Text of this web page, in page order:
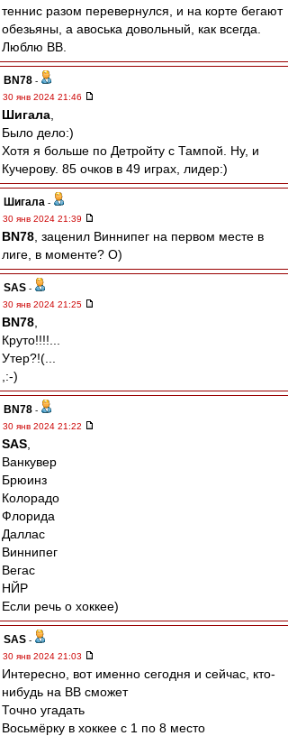
теннис разом перевернулся, и на корте бегают
обезьяны, а авоська довольный, как всегда.
Люблю ВВ.
BN78 -
30 янв 2024 21:46
Шигала
Было дело:)
Хотя я больше по Детройту с Тампой. Ну, и
Кучерову. 85 очков в 49 играх, лидер:)
Шигала -
30 янв 2024 21:39
BN78 , заценил Виннипег на первом месте в
лиге, в моменте? О)
SAS -
30 янв 2024 21:25
BN78
Круто!!!!...
Утер?!(...
,:-)
BN78 -
30 янв 2024 21:22
SAS
Ванкувер
Брюинз
Колорадо
Флорида
Даллас
Виннипег
Вегас
НЙР
Если речь о хоккее)
SAS -
30 янв 2024 21:03
Интересно, вот именно сегодня и сейчас, кто-
нибудь на ВВ сможет
Точно угадать
Восьмёрку в хоккее с 1 по 8 место